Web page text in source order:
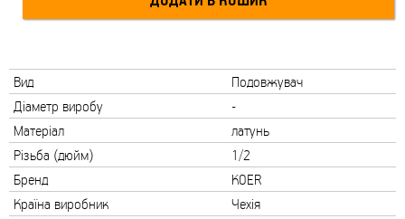
Вид
Подовжувач
Діаметр виробу
-
Матеріал
латунь
Різьба (дюйм)
1/2
Бренд
KOER
Країна виробник
Чехія